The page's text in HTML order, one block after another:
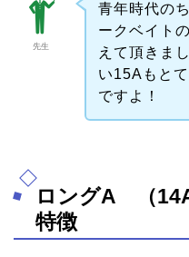
先生
青年時代の
ークベイト
えて頂きま
い15Aもと
ですよ！
ロングA （
特徴